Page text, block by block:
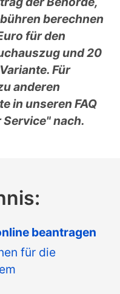
berechnen
für den
und 20
Für
anderen
in unseren FAQ
nach.
beantragen
für die